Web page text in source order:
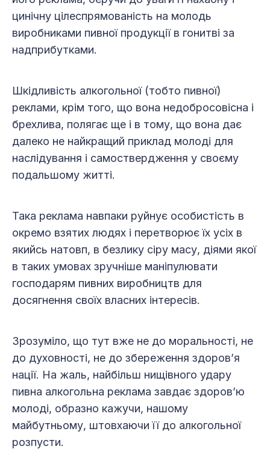
цинічну цілеспрямованість на молодь
виробниками пивної продукції в гонитві за
надприбутками.
Шкідливість алкогольної (тобто пивної)
реклами, крім того, що вона недобросовісна і
брехлива, полягає ще і в тому, що вона дає
далеко не найкращий приклад молоді для
наслідування і самоствердження у своєму
подальшому житті.
Така реклама навпаки руйнує особистість в
окремо взятих людях і перетворює їх усіх в
якийсь натовп, в безлику сіру масу, діями якої
в таких умовах зручніше маніпулювати
господарям пивних виробництв для
досягнення своїх власних інтересів.
Зрозуміло, що тут вже не до моральності, не
до духовності, не до збереження здоров’я
нації. На жаль, найбільш нищівного удару
пивна алкогольна реклама завдає здоров’ю
молоді, образно кажучи, нашому
майбутньому, штовхаючи її до алкогольної
розпусти.